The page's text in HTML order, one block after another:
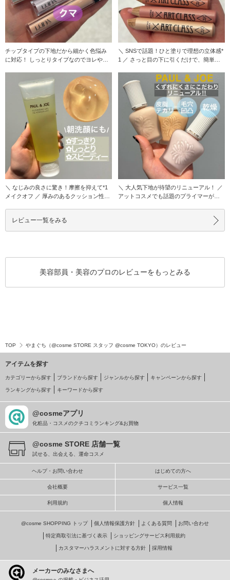
チップタイプの下地だから細かく色悩み
に対応！ しっとりタイプなのでヨレやす
＼ SNSで話題！ひと塗りで理想の立体感*
1 ／ さっと目の下に引くだけで、簡単に
＼ なじみの良さに驚き！摩擦を抑えて*1
メイクオフ ／ 厚みのあるクッション性の
＼ 大人気下地が待望のリニューアル！ ／
アットコスメでも話題のプライマーが、
レビュー一覧をみる
美容部員・美容のプロのレビューをもっとみる
TOP やまぐち（@cosme STORE スタッフ @cosme TOKYO）のレビュー
アイテムを探す
カテゴリーから探す ブランドから探す ジャンルから探す キャンペーンから探す
ランキングから探す キーワードから探す
@cosmeアプリ
化粧品・コスメのクチコミランキング&お買物
@cosme STORE 店舗一覧
試せる、出会える、運命コスメ
ヘルプ・お問い合わせ はじめての方へ
会社概要 サービス一覧
利用規約 個人情報
@cosme SHOPPING トップ 個人情報保護方針 よくある質問 お問い合わせ
特定商取引法に基づく表示 ショッピングサービス利用規約
カスタマーハラスメントに対する方針 採用情報
メーカーのみなさまへ